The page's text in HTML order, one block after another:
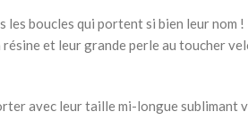
les boucles qui portent si bien leur nom
et leur grande perle au toucher
avec leur taille mi-longue sublimant